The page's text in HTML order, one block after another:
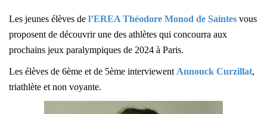
Les jeunes élèves de l’EREA Théodore Monod de Saintes vous
proposent de découvrir une des athlètes qui concourra aux
prochains jeux paralympiques de 2024 à Paris.
Les élèves de 6ème et de 5ème interviewent Annouck Curzillat,
triathlète et non voyante.